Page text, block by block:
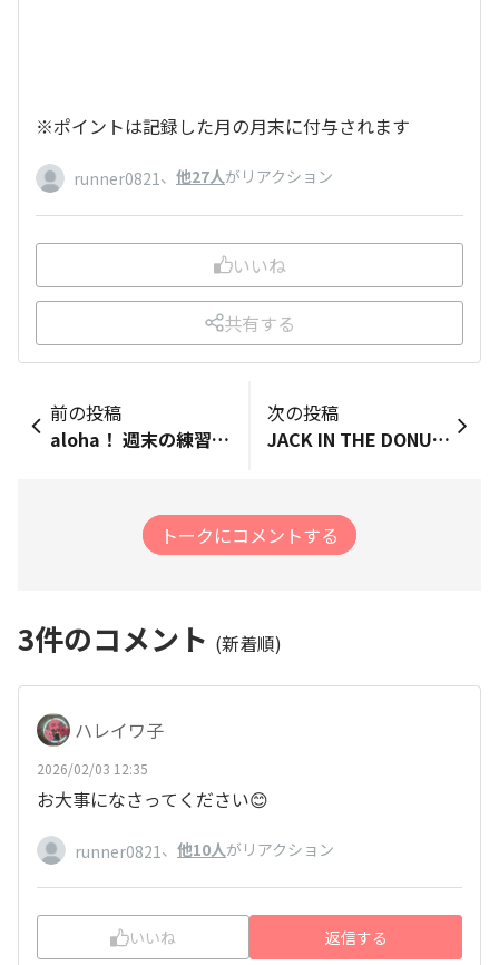
※ポイントは記録した月の月末に付与されます
runner0821 、 他27人がリアクション
いいね
共有する
前の投稿
aloha！ 週末の練習日記です。 1月31日(土)は孫たちの用事でバタバタしたので日課の早朝ランだけ・・・ 2月1日(日)は休日なので少し多く走りたいけど、やはり細かな用事があって日課ラン2倍程度の距離で終了でした。 昼から別府大分マラソンを観戦して吉田と黒田の強さに刺激をもらいました。 ランニングは趣味と言うより身体作りの手段なので「天気が悪い、用事がある、以外は走る」と自分の中で決めています。 刺激入れでレースにも参加するので機会があればレポートしますね(^_-)-☆
次の投稿
JACK IN THE DONUTSで発売された､ホワイトモカ生マラサダとマシュマロココアラテ生マラサダをいただきました🥰 もはやこれはマラサダなのか⁉️ ん〜､普通にドーナツ🍩では⁉️😅 個人的には、マシュマロココアラテ生マラサダの方がオススメです😍
トークにコメントする
3件のコメント (新着順)
ハレイワ子
2026/02/03 12:35
お大事になさってください😊
runner0821 、 他10人がリアクション
いいね 返信する